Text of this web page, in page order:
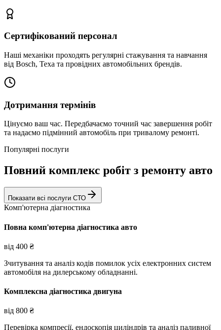
Сертифікований персонал
Наші механіки проходять регулярні стажування та навчання
від Bosch, Texa та провідних автомобільних брендів.
Дотримання термінів
Цінуємо ваш час. Передбачаємо точний час завершення робіт
та надаємо підмінний автомобіль при тривалому ремонті.
Популярні послуги
Повний комплекс робіт з ремонту авто
Показати всі послуги СТО
Комп'ютерна діагностика
Повна комп'ютерна діагностика авто
від 400 ₴
Зчитування та аналіз кодів помилок усіх електронних систем
автомобіля на дилерському обладнанні.
Комплексна діагностика двигуна
від 800 ₴
Перевірка компресії, ендоскопія циліндрів та аналіз паливної